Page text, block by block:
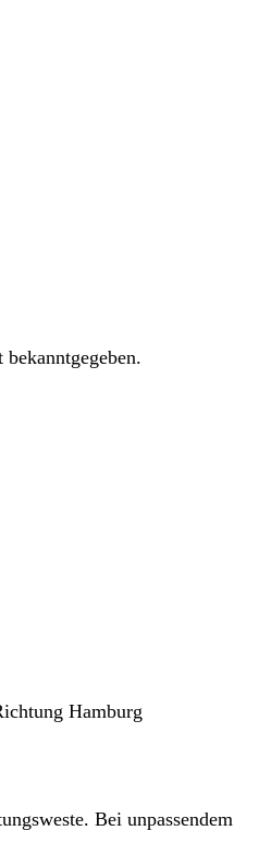
Hamburg
Bei unpassendem